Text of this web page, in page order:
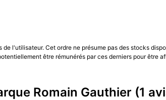
One; et enfin pour le sport-chic,
l'utilisateur. Cet ordre ne présume pas des stocks
être rémunérés par ces derniers pour être
Romain Gauthier (1